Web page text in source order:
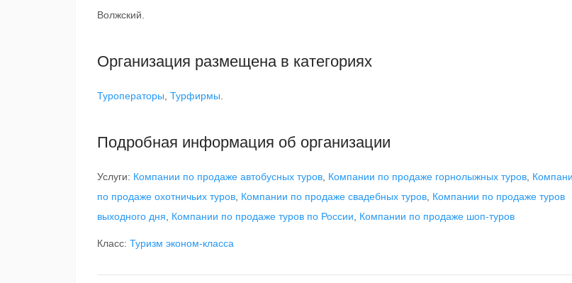
Волжский.
Организация размещена в категориях
Туроператоры Турфирмы
Подробная информация об организации
Услуги: Компании по продаже автобусных туров Компании по продаже горнолыжных туров
по продаже охотничьих туров Компании по продаже свадебных туров Компании по продаже туров
выходного дня
Компании по продаже туров по России Компании по продаже шоп-туров
Класс: Туризм эконом-класса